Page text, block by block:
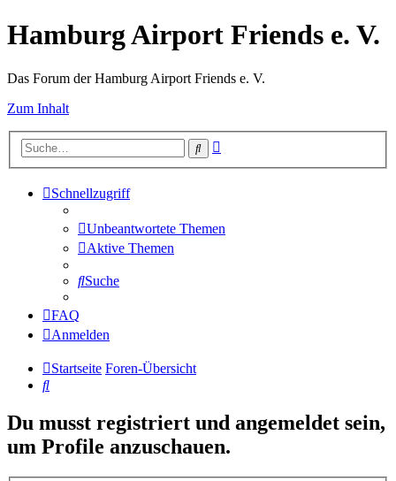
Hamburg Airport Friends e. V.
Das Forum der Hamburg Airport Friends e. V.
Zum Inhalt
Suche
Schnellzugriff
Unbeantwortete Themen
Aktive Themen
Suche
FAQ
Anmelden
Startseite Foren-Übersicht
Suche
Du musst registriert und angemeldet sein,
um Profile anzuschauen.